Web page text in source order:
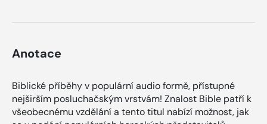
Anotace
Biblické příběhy v populární audio formě, přístupné
nejširším posluchačským vrstvám! Znalost Bible patří k
všeobecnému vzdělání a tento titul nabízí možnost, jak